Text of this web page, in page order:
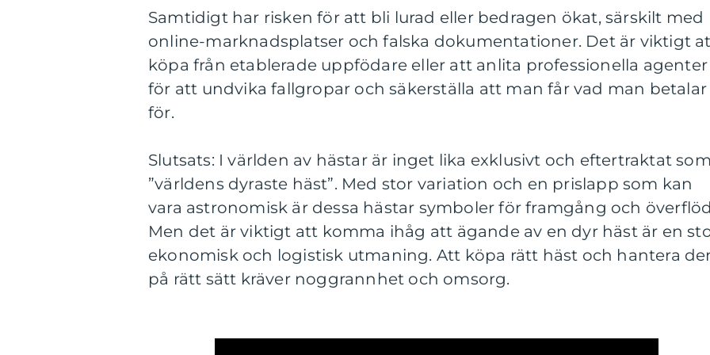
Samtidigt har risken för att bli lurad eller bedragen ökat, särskilt med
online-marknadsplatser och falska dokumentationer. Det är viktigt
köpa från etablerade uppfödare eller att anlita professionella agenter
för att undvika fallgropar och säkerställa att man får vad man betalar
för.
Slutsats: I världen av hästar är inget lika exklusivt och eftertraktat som
”världens dyraste häst”. Med stor variation och en prislapp som kan
vara astronomisk är dessa hästar symboler för framgång och
Men det är viktigt att komma ihåg att ägande av en dyr häst är en
ekonomisk och logistisk utmaning. Att köpa rätt häst och hantera
på rätt sätt kräver noggrannhet och omsorg.